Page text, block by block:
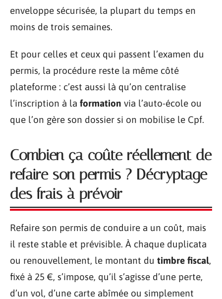
enveloppe sécurisée, la plupart du temps en
moins de trois semaines.
Et pour celles et ceux qui passent l’examen du
permis, la procédure reste la même côté
plateforme : c’est aussi là qu’on centralise
l’inscription à la formation via l’auto-école ou
que l’on gère son dossier si on mobilise le Cpf.
Combien ça coûte réellement de
refaire son permis ? Décryptage
des frais à prévoir
Refaire son permis de conduire a un coût, mais
il reste stable et prévisible. À chaque duplicata
ou renouvellement, le montant du timbre fiscal,
fixé à 25 €, s’impose, qu’il s’agisse d’une perte,
d’un vol, d’une carte abîmée ou simplement